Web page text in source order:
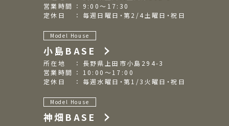
営業時間 ： 9:00～17:30
定休日 ： 毎週日曜日・第2/4土曜日・祝日
Model House
小島BASE
所在地 ： 長野県上田市小島294-3
営業時間 ： 10:00～17:00
定休日 ： 毎週水曜日・第1/3火曜日・祝日
Model House
神畑BASE